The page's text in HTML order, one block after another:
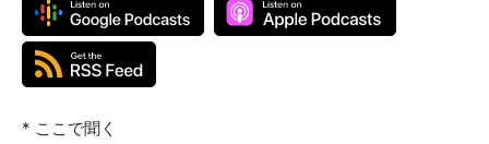
* ここで聞く